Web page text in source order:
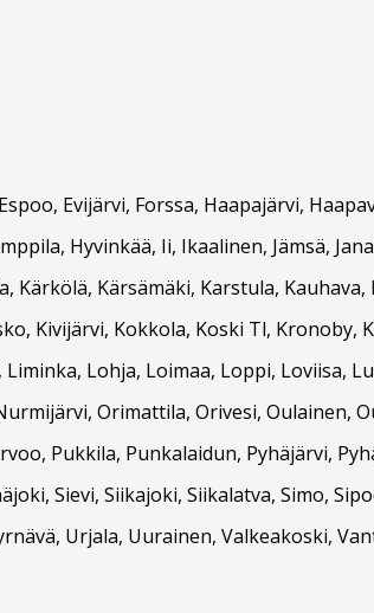
Evijärvi, Forssa, Haapajärvi,
Hyvinkää, Ii, Ikaalinen, Jämsä,
Kärkölä, Kärsämäki, Karstula,
Kivijärvi, Kokkola, Koski Tl, Kronoby,
Lohja, Loimaa, Loppi, Loviisa,
Orimattila, Orivesi, Oulainen,
Pukkila, Punkalaidun, Pyhäjärvi,
Sievi, Siikajoki, Siikalatva, Simo,
Urjala, Uurainen, Valkeakoski,